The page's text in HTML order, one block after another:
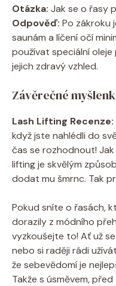
Otázka: Jak se o řasy
Odpověď: Po zákroku
saunám a líčení očí
používat speciální
jejich zdravý vzhled.
Závěrečné
Lash Lifting
když jste nahlédli do
čas se rozhodnout!
lifting je skvělým
dodat mu šmrnc. Tak
Pokud sníte o řasách,
dorazily z módního
vyzkoušejte to! Ať už
nebo si raději rádi
že sebevědomí je
Takže s úsměvem,